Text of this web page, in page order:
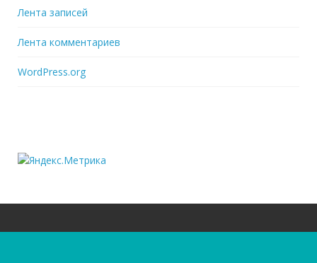
Лента записей
Лента комментариев
WordPress.org